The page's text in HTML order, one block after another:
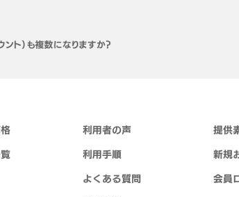
ト）も複数になりますか？
利用者の声
利用手順
よくある質問
提供
新規
会員